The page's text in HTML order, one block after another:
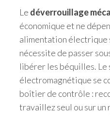
Le déverrouillage
économique et ne
alimentation électrique
nécessite de passer
libérer les béquilles. Le
électromagnétique se
boîtier de contrôle :
travaillez seul ou sur un